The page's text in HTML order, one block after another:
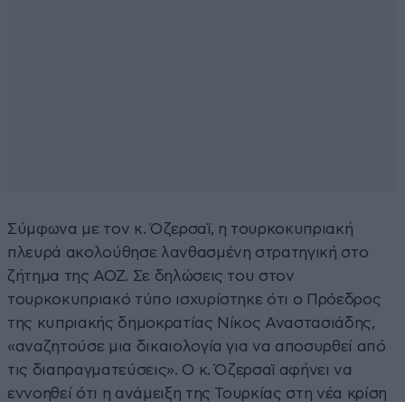
Σύμφωνα με τον κ. Όζερσαϊ, η τουρκοκυπριακή
πλευρά ακολούθησε λανθασμένη στρατηγική στο
ζήτημα της ΑΟΖ. Σε δηλώσεις του στον
τουρκοκυπριακό τύπο ισχυρίστηκε ότι ο Πρόεδρος
της κυπριακής δημοκρατίας Νίκος Αναστασιάδης,
«αναζητούσε μια δικαιολογία για να αποσυρθεί από
τις διαπραγματεύσεις». Ο κ. Όζερσαϊ αφήνει να
εννοηθεί ότι η ανάμειξη της Τουρκίας στη νέα κρίση